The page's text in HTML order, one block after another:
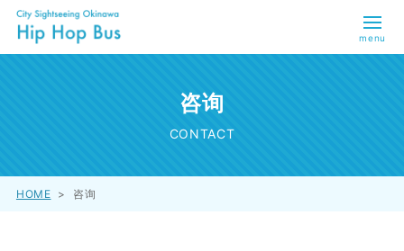
menu
咨询
CONTACT
HOME > 咨询